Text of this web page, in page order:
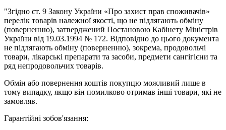
"Згідно ст. 9 Закону України «Про захист прав споживачів»
перелік товарів належної якості, що не підлягають обміну
(поверненню), затверджений Постановою Кабінету Міністрів
України від 19.03.1994 № 172. Відповідно до цього документа
не підлягають обміну (поверненню), зокрема, продовольчі
товари, лікарські препарати та засоби, предмети сангігієни та
ряд непродовольчих товарів.
Обмін або повернення коштів покупцю можливий лише в
тому випадку, якщо він помилково отримав інші товари, які не
замовляв.
Гарантійні зобов'язання: